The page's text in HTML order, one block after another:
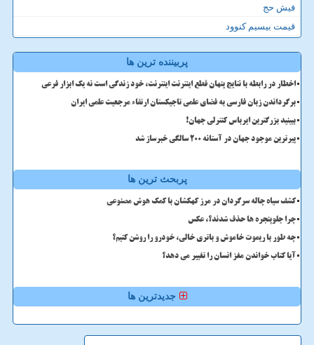
فیش حج
قیمت بیسیم کنوود
پربیننده ترین ها
اخطار در رابطه با نتایج پنهان قطع اینترنت اینترنت، خود زندگی است نه یک ابزار فرعی
برگرداندن زبان فارسی به فضای علمی تاجیکستان ارتقاء مرجعیت علمی ایران
ببینید بزرگترین ایرباس کنترلی جهان!
پیرترین موجود جهان در آستانه ۲۰۰ سالگی خبرساز شد
پربحث ترین ها
کشف سیاه چاله سرگردان در مرز کهکشان با کمک هوش مصنوعی
چرا جلوپنجره ها حذف شدند؟، عکس
چه طور با ریموت خاموش و باتری خالی، خودرو را روشن کنیم؟
آیا کتاب خواندن مغز انسان را تغییر می دهد؟
جدیدترین ها